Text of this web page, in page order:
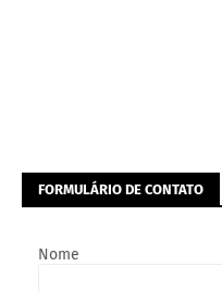
FORMULÁRIO DE CONTATO
Nome